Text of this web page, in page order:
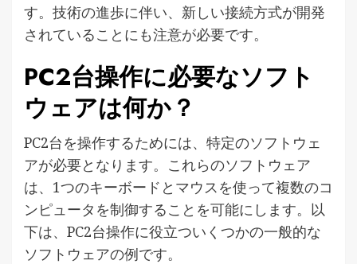
す。技術の進歩に伴い、新しい接続方式が開発
されていることにも注意が必要です。
PC2台操作に必要なソフト
ウェアは何か？
PC2台を操作するためには、特定のソフトウェ
アが必要となります。これらのソフトウェア
は、1つのキーボードとマウスを使って複数のコ
ンピュータを制御することを可能にします。以
下は、PC2台操作に役立ついくつかの一般的な
ソフトウェアの例です。